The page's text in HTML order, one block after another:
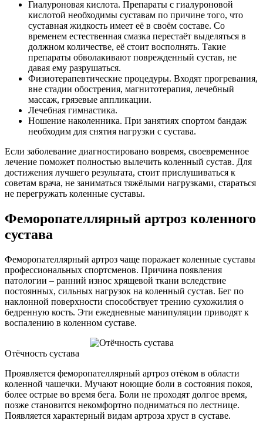
Гиалуроновая кислота. Препараты с гиалуроновой
кислотой необходимы суставам по причине того, что
суставная жидкость имеет её в своём составе. Со
временем естественная смазка перестаёт выделяться в
должном количестве, её стоит восполнять. Такие
препараты обволакивают поврежденный сустав, не
давая ему разрушаться.
Физиотерапевтические процедуры. Входят прогревания,
вне стадии обострения, магнитотерапия, лечебный
массаж, грязевые аппликации.
Лечебная гимнастика.
Ношение наколенника. При занятиях спортом бандаж
необходим для снятия нагрузки с сустава.
Если заболевание диагностировано вовремя, своевременное
лечение поможет полностью вылечить коленный сустав. Для
достижения лучшего результата, стоит прислушиваться к
советам врача, не заниматься тяжёлыми нагрузками, стараться
не перегружать коленные суставы.
Феморопателлярный артроз коленного
сустава
Феморопателлярный артроз чаще поражает коленные суставы
профессиональных спортсменов. Причина появления
патологии – ранний износ хрящевой ткани вследствие
постоянных, сильных нагрузок на коленный сустав. Бег по
наклонной поверхности способствует трению сухожилия о
бедренную кость. Эти ежедневные манипуляции приводят к
воспалению в коленном суставе.
Отёчность сустава
Проявляется феморопателлярный артроз отёком в области
коленной чашечки. Мучают ноющие боли в состояния покоя,
более острые во время бега. Боли не проходят долгое время,
позже становится некомфортно подниматься по лестнице.
Появляется характерный видам артроза хруст в суставе.